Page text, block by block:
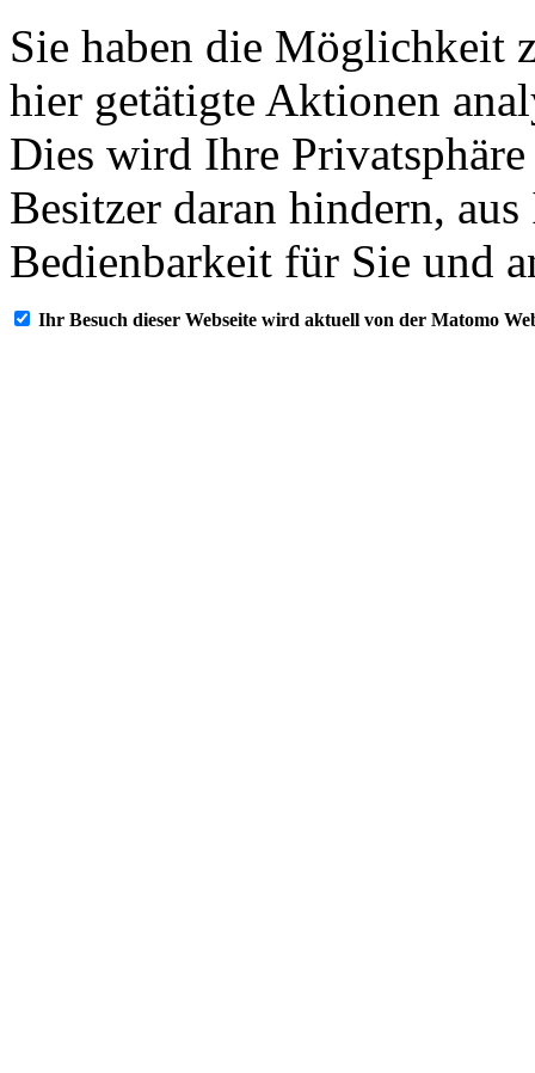
Sie haben die Möglichkeit
hier getätigte Aktionen
Dies wird Ihre
Besitzer daran hindern,
Bedienbarkeit für Sie und
Ihr Besuch dieser Webseite wird aktuell von der Matomo